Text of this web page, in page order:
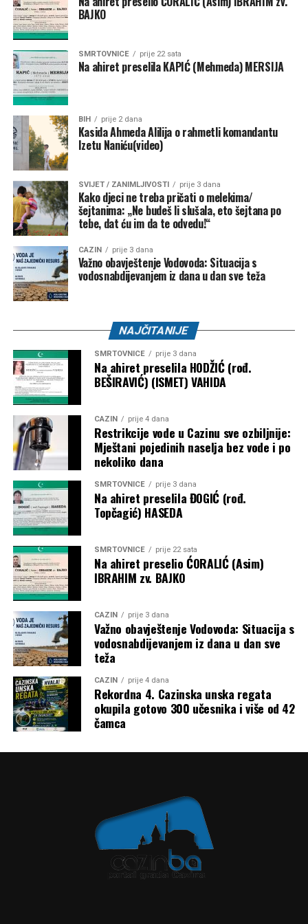
Ključ – 84.000 KM
NK “Ključ” –80.000 KM
Kanu-kajakaški klub “K4” –
FK “Bajer 99” Velagići –
NK “Omladinac” Sanica –1.000 KM
Bužim – 27.000 KM
NK “Vitez” –10.000 KM
FK “Bratstvo-Veterani” –5.000 KM
FK “Konjodor” –
FK “Bužim” –3.000 KM
OK “Bužim” –
3.000 KM
ŽOK “Bužim” –1.000 KM
Bosanski Petrovac – 3.500 KM
Udruženje košarkaškog sporta “Mladost” –
Karate klub “Mladost” –1.500 KM
Objavljivanjem kompletne liste korisnika javnost je po prvi
put dobila detaljan uvid u raspodjelu dodatnih budžetskih
sredstava za sport. Ostaje otvoreno pitanje prema kojim su
kriterijima određeni pojedinačni iznosi, budući da
obrazloženje metodologije raspodjele nije objavljeno.
Post
Share
Mail
BAJKO
SMRTOVNICE prije 22 sata
Na ahiret preselila KAPIĆ (Mehmeda) MERSIJA
BIH prije 2 dana
Kasida Ahmeda Alilija o rahmetli komandantu
Izetu Naniću(video)
SVIJET / ZANIMLJIVOSTI prije 3 dana
Kako djeci ne treba pričati o melekima/
šejtanima: „Ne budeš li slušala, eto šejtana po
tebe, dat ću im da te odvedu!“
CAZIN prije 3 dana
Važno obavještenje Vodovoda: Situacija s
vodosnabdijevanjem iz dana u dan sve teža
NAJČITANIJE
SMRTOVNICE prije 3 dana
Na ahiret preselila HODŽIĆ (rođ.
BEŠIRAVIĆ) (ISMET) VAHIDA
CAZIN prije 4 dana
Restrikcije vode u Cazinu sve ozbiljnije:
Mještani pojedinih naselja bez vode i po
nekoliko dana
SMRTOVNICE prije 3 dana
Na ahiret preselila ĐOGIĆ (rođ.
Topčagić) HASEDA
SMRTOVNICE prije 22 sata
Na ahiret preselio ĆORALIĆ (Asim)
IBRAHIM zv. BAJKO
CAZIN prije 3 dana
Važno obavještenje Vodovoda: Situacija s
vodosnabdijevanjem iz dana u dan sve
teža
CAZIN prije 4 dana
Rekordna 4. Cazinska unska regata
okupila gotovo 300 učesnika i više od 42
čamca